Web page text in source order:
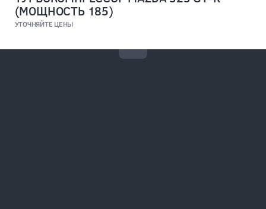
(МОЩНОСТЬ 185)
УТОЧНЯЙТЕ ЦЕНЫ